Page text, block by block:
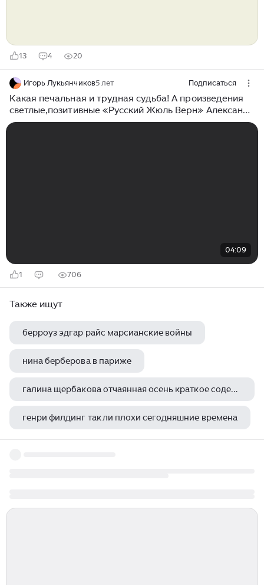
13 4 20
Игорь Лукьянчиков5 лет Подписаться
Какая печальная и трудная судьба! А произведения
светлые,позитивные «Русский Жюль Верн» Александр
Беляев писатель-фантаст
04:09
1 706
Также ищут
берроуз эдгар райс марсианские войны
нина берберова в париже
галина щербакова отчаянная осень краткое содержание
генри филдинг так ли плохи сегодняшние времена